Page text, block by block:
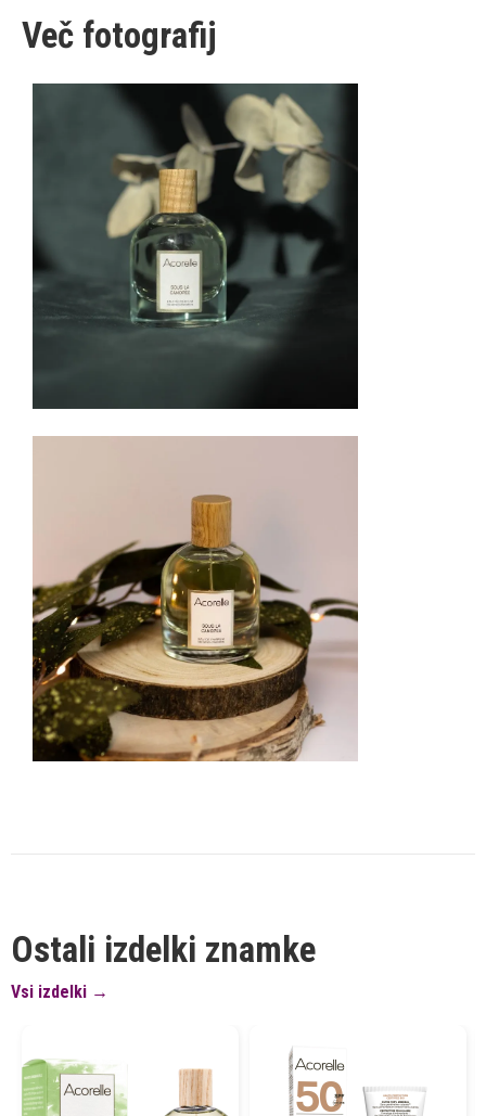
Več fotografij
Ostali izdelki znamke
Vsi izdelki →